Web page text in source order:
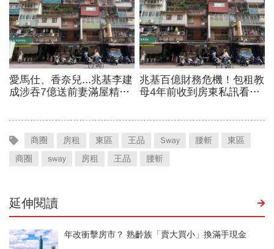
商圈 房租 東區 王品 Sway 腰斬
東區
商圈
sway 房租 王品 腰斬
延伸閱讀
年改衝擊房市？ 熟齡族「賣大買小」換滿手現金